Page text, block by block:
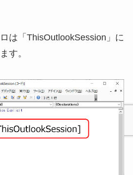
は「ThisOutlookSession」に
す。